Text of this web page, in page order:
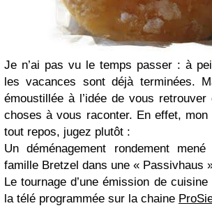
Je n’ai pas vu le temps passer : à
les vacances sont déjà terminées.
émoustillée à l’idée de vous
choses à vous raconter. En effet,
tout repos, jugez plutôt :
Un déménagement rondement
famille Bretzel dans une « Passivhaus
Le tournage d’une émission de
la télé programmée sur la chaine